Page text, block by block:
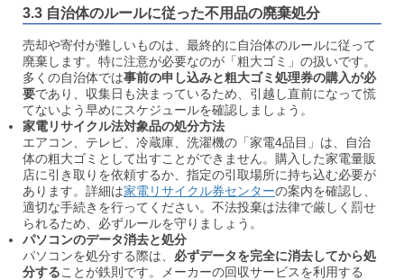
3.3 自治体のルールに従った不用品の廃棄処分
売却や寄付が難しいものは、最終的に自治体のルールに従って
廃棄します。特に注意が必要なのが「粗大ゴミ」の扱いです。
多くの自治体では事前の申し込みと粗大ゴミ処理券の購入が必
要であり、収集日も決まっているため、引越し直前になって慌
てないよう早めにスケジュールを確認しましょう。
家電リサイクル法対象品の処分方法
エアコン、テレビ、冷蔵庫、洗濯機の「家電4品目」は、自治
体の粗大ゴミとして出すことができません。購入した家電量販
店に引き取りを依頼するか、指定の引取場所に持ち込む必要が
あります。詳細は家電リサイクル券センターの案内を確認し、
適切な手続きを行ってください。不法投棄は法律で厳しく罰せ
られるため、必ずルールを守りましょう。
パソコンのデータ消去と処分
パソコンを処分する際は、 必ずデータを完全に消去してから処
分することが鉄則です。メーカーの回収サービスを利用する